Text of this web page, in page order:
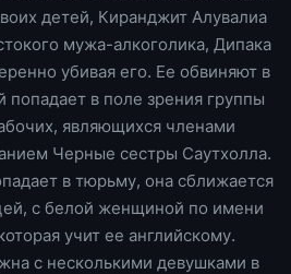
детей, Киранджит Алувалиа
мужа-алкоголика, Дипака
убивая его. Ее обвиняют в
попадает в поле зрения группы
являющихся членами
Черные сестры Саутхолла.
в тюрьму, она сближается
с белой женщиной по имени
учит ее английскому.
с несколькими девушками в